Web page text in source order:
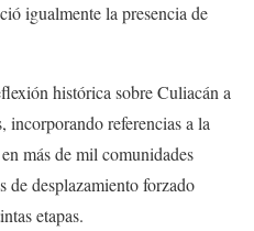
igualmente la presencia de
histórica sobre Culiacán a
incorporando referencias a la
más de mil comunidades
de desplazamiento forzado
etapas.